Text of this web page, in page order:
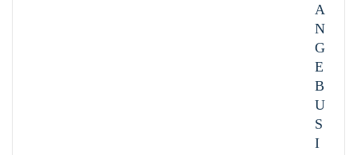
A
N
G
E
B
U
S
I